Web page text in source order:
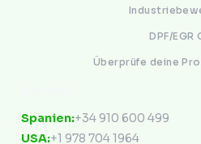
DPF/EGR
Überprüfe deine
Spanien:+34 910 600 499
USA:+1 978 704 1964